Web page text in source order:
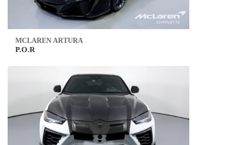
MCLAREN ARTURA
P.O.R